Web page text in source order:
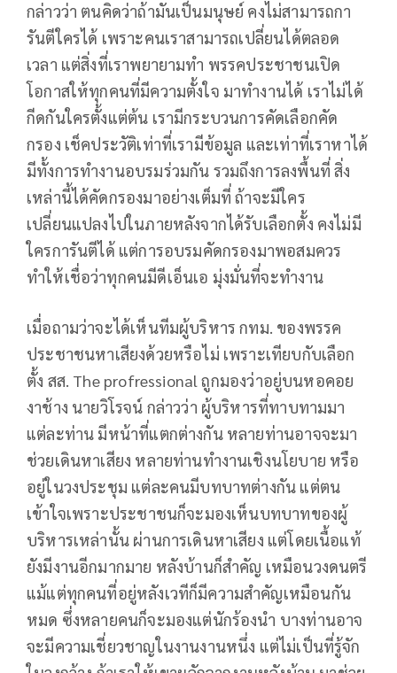
กล่าวว่า ตนคิดว่าถ้ามันเป็นมนุษย์ คงไม่สามารถกา
รันตีใครได้ เพราะคนเราสามารถเปลี่ยนได้ตลอด
เวลา แต่สิ่งที่เราพยายามทำ พรรคประชาชนเปิด
โอกาสให้ทุกคนที่มีความตั้งใจ มาทำงานได้ เราไม่ได้
กีดกันใครตั้งแต่ต้น เรามีกระบวนการคัดเลือกคัด
กรอง เช็คประวัติเท่าที่เรามีข้อมูล และเท่าที่เราหาได้
มีทั้งการทำงานอบรมร่วมกัน รวมถึงการลงพื้นที่ สิ่ง
เหล่านี้ได้คัดกรองมาอย่างเต็มที่ ถ้าจะมีใคร
เปลี่ยนแปลงไปในภายหลังจากได้รับเลือกตั้ง คงไม่มี
ใครการันตีได้ แต่การอบรมคัดกรองมาพอสมควร
ทำให้เชื่อว่าทุกคนมีดีเอ็นเอ มุ่งมั่นที่จะทำงาน
เมื่อถามว่าจะได้เห็นทีมผู้บริหาร กทม. ของพรรค
ประชาชนหาเสียงด้วยหรือไม่ เพราะเทียบกับเลือก
ตั้ง สส. The profressional ถูกมองว่าอยู่บนหอคอย
งาช้าง นายวิโรจน์ กล่าวว่า ผู้บริหารที่ทาบทามมา
แต่ละท่าน มีหน้าที่แตกต่างกัน หลายท่านอาจจะมา
ช่วยเดินหาเสียง หลายท่านทำงานเชิงนโยบาย หรือ
อยู่ในวงประชุม แต่ละคนมีบทบาทต่างกัน แต่ตน
เข้าใจเพราะประชาชนก็จะมองเห็นบทบาทของผู้
บริหารเหล่านั้น ผ่านการเดินหาเสียง แต่โดยเนื้อแท้
ยังมีงานอีกมากมาย หลังบ้านก็สำคัญ เหมือนวงดนตรี
แม้แต่ทุกคนที่อยู่หลังเวทีก็มีความสำคัญเหมือนกัน
หมด ซึ่งหลายคนก็จะมองแต่นักร้องนำ บางท่านอาจ
จะมีความเชี่ยวชาญในงานงานหนึ่ง แต่ไม่เป็นที่รู้จัก